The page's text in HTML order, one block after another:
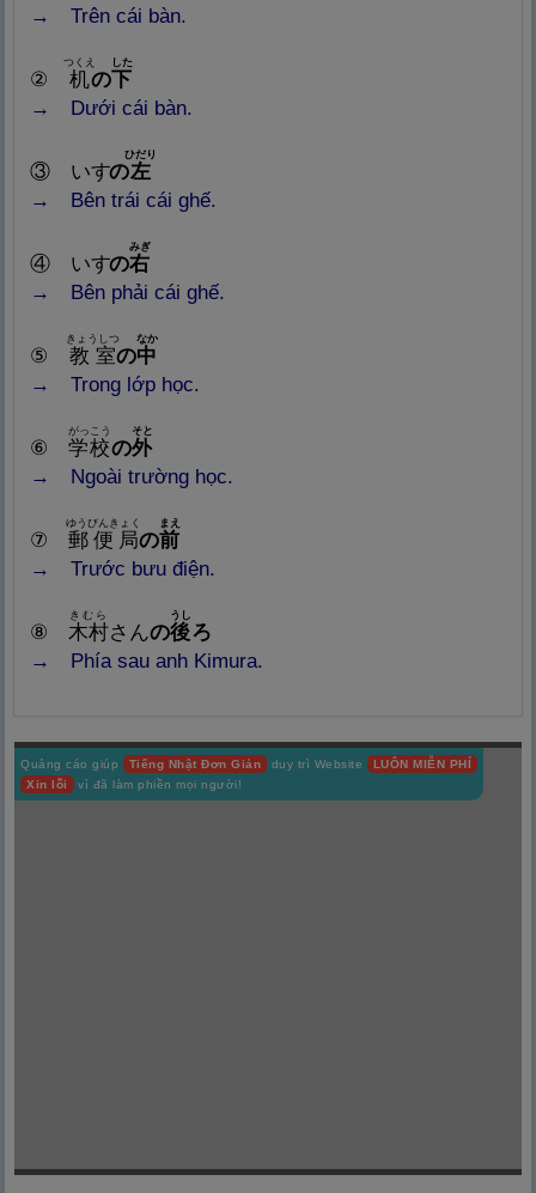
cưỡi lên
→ Trên cái bàn.
② 机
つくえ
の下
lệnh, ra khơi
した
→ Dưới cái bàn.
③ いすの左
ひだり
→ Bên trái cái ghế.
④ いすの右
みぎ
→ Bên phải cái ghế.
⑤ 教 室
きょうしつ
の中
なか
→ Trong lớp học.
⑥ 学校
がっこう
の外
そと
→ Ngoài trường học.
⑦ 郵 便 局
ゆうびんきょく
の前
まえ
→ Trước bưu điện.
⑧ 木村
きむら
さんの後
うし
ろ
→ Phía sau anh Kimura.
Quảng cáo giúp Tiếng Nhật Đơn Giản duy trì Website
LUÔN MIỄN PHÍ
Xin lỗi
vì đã làm phiền mọi người!